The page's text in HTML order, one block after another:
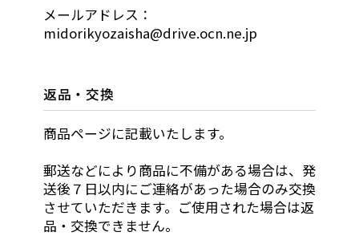
メールアドレス：
midorikyozaisha@drive.ocn.ne.jp
返品・交換
商品ページに記載いたします。
郵送などにより商品に不備がある場合は、発
送後７日以内にご連絡があった場合のみ交換
させていただきます。ご使用された場合は返
品・交換できません。